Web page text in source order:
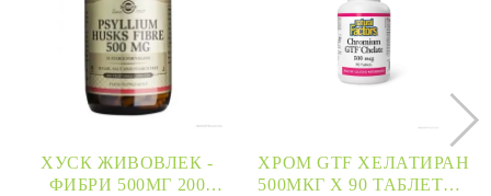
ХУСК ЖИВОВЛЕК -
ФИБРИ 500МГ 200
ХРОМ GTF ХЕЛАТИРАН
500МКГ Х 90 ТАБЛЕТКИ